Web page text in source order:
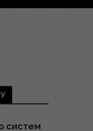
систем